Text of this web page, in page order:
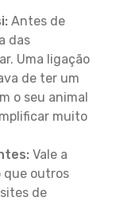
Antes de
das
Uma ligação
de ter um
o seu animal
muito
Vale a
que outros
de